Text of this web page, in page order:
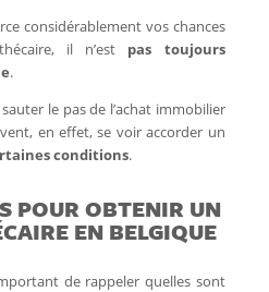
considérablement vos chances
il n’est pas toujours
.
le pas de l’achat immobilier
en effet, se voir accorder un
conditions.
POUR OBTENIR UN
EN BELGIQUE
de rappeler quelles sont